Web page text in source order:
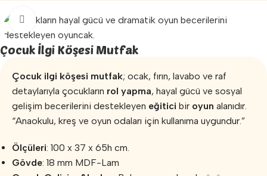
Büyütmek için tıklayın
Çocuk İlgi Köşesi Mutfak
Çocuk ilgi köşesi mutfak; ocak, fırın, lavabo ve raf
detaylarıyla çocukların rol yapma, hayal gücü ve sosyal
gelişim becerilerini destekleyen eğitici bir oyun alanıdır.
“Anaokulu, kreş ve oyun odaları için kullanıma uygundur.”
Ölçüleri: 100 x 37 x 65h cm.
Gövde: 18 mm MDF-Lam